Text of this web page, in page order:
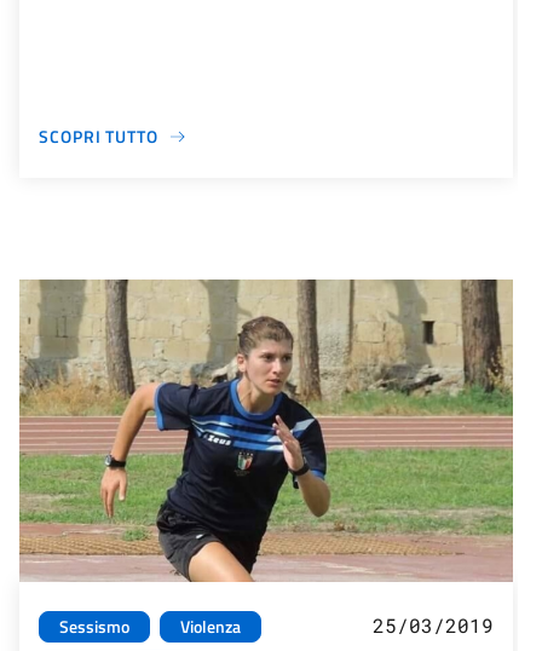
SCOPRI TUTTO
Sessismo
Violenza
25/03/2019